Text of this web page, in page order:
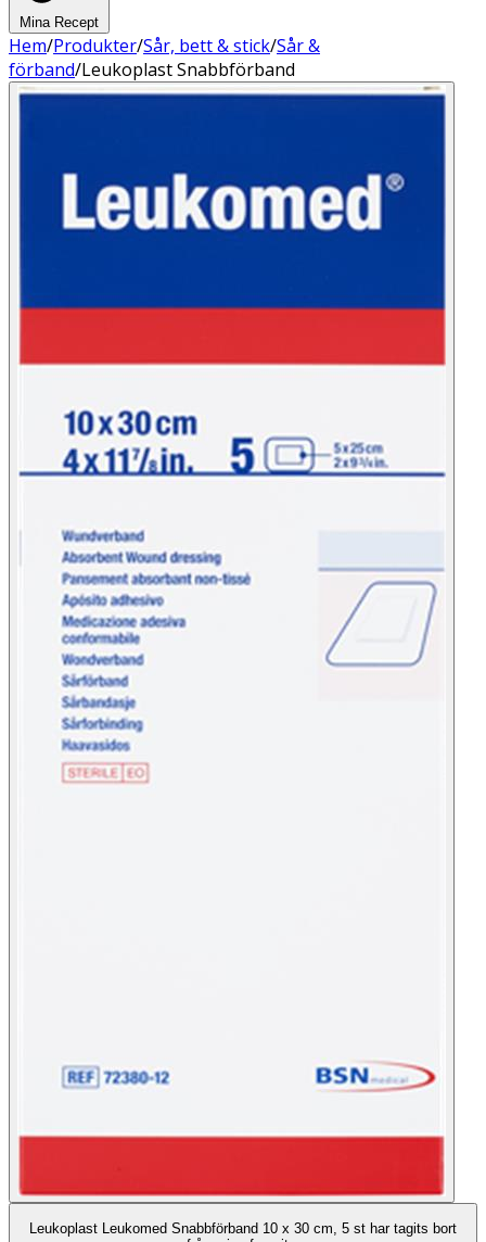
Mina Recept
Hem/Produkter/Sår, bett & stick/Sår &
förband/Leukoplast Snabbförband
Leukoplast Leukomed Snabbförband 10 x 30 cm, 5 st har tagits bort